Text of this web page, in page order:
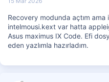
Recovery modunda açtım ama
intelmousi.kext var hatta
Asus maximus IX Code. Efi
eden yazlımla hazırladım.